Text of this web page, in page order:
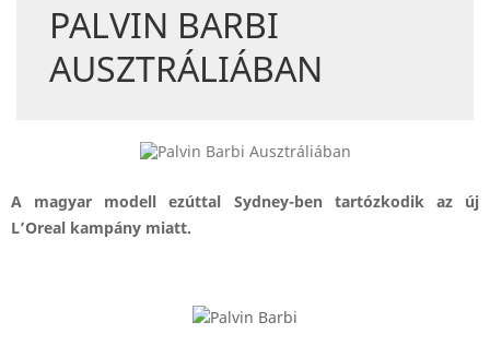
PALVIN BARBI
AUSZTRÁLIÁBAN
A magyar modell ezúttal Sydney-ben tartózkodik az új
L’Oreal kampány miatt.